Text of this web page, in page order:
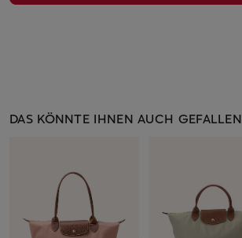
DAS KÖNNTE IHNEN AUCH GEFALLEN